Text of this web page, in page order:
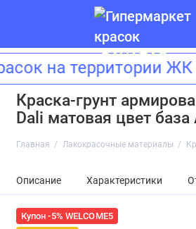
на территории
Краска-грунт
Dali матовая цвет база
Главная Лакокрасочные материалы
Описание Характеристики
Купон -5% WELCOME5